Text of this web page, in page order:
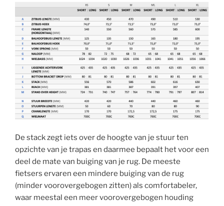
De stack zegt iets over de hoogte van je stuur ten
opzichte van je trapas en daarmee bepaalt het voor een
deel de mate van buiging van je rug. De meeste
fietsers ervaren een mindere buiging van de rug
(minder voorovergebogen zitten) als comfortabeler,
waar meestal een meer voorovergebogen houding